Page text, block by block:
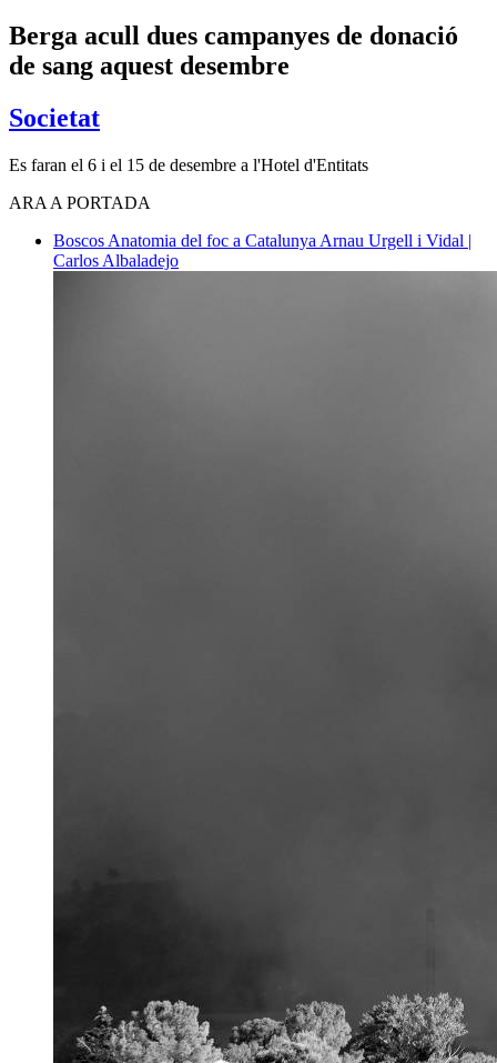
Berga acull dues campanyes de donació
de sang aquest desembre
Societat
Es faran el 6 i el 15 de desembre a l'Hotel d'Entitats
ARA A PORTADA
Boscos Anatomia del foc a Catalunya Arnau Urgell i Vidal |
Carlos Albaladejo